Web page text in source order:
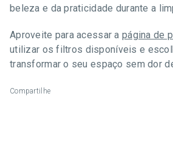
beleza e da praticidade durante a
Aproveite para acessar a página de
utilizar os filtros disponíveis e
transformar o seu espaço sem dor
Compartilhe